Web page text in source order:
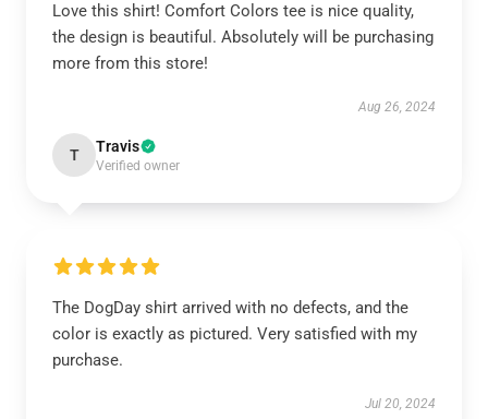
Love this shirt! Comfort Colors tee is nice quality,
the design is beautiful. Absolutely will be purchasing
more from this store!
Aug 26, 2024
T Travis
Verified owner
The DogDay shirt arrived with no defects, and the
color is exactly as pictured. Very satisfied with my
purchase.
Jul 20, 2024